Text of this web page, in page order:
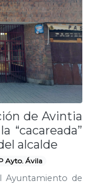
de Avintia
“cacareada”
alcalde
Ayto. Ávila
Ayuntamiento de